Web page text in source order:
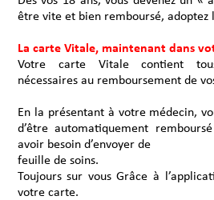
être vite et bien remboursé, adoptez
La carte Vitale, maintenant dans
Votre carte Vitale contient
nécessaires au remboursement de
En la présentant à votre médecin,
d’être automatiquement
avoir besoin d’envoyer de
feuille de soins.
Toujours sur vous Grâce à
votre carte.